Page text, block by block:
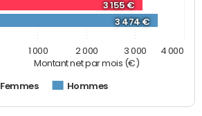
Montant net par mois (€)
3 155 €
3 474 €
Femmes Hommes
1 000 2 000 3 000 4 000